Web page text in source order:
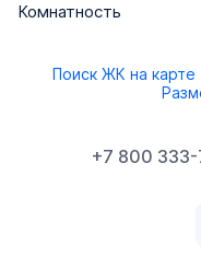
Комнатность
Поиск ЖК на карте
+7 800